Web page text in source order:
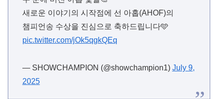
두 눈에 비친 아홉 빛깔🎨
새로운 이야기의 시작점에 선 아홉(AHOF)의
챔피언송 수상을 진심으로 축하드립니다🩵
— SHOWCHAMPION (@showchampion1)